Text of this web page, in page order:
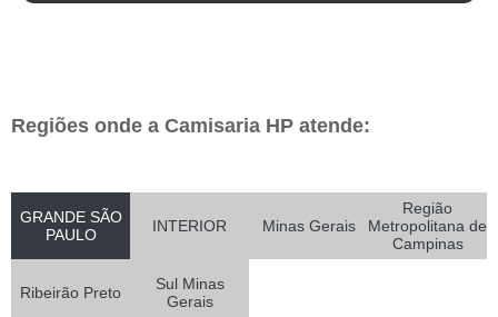
Regiões onde a Camisaria HP atende:
GRANDE SÃO
PAULO
INTERIOR Minas Gerais
Região
Metropolitana de
Campinas
Ribeirão Preto
Sul Minas
Gerais